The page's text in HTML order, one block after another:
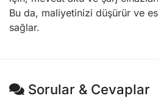
Bu da, maliyetinizi düşürür ve
sağlar.
Sorular & Cevaplar